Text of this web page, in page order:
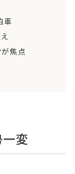
車
が焦点
変